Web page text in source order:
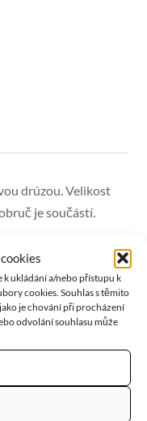
ukládání a/nebo přístupu k
cookies. Souhlas s těmito
je chování při procházení
odvolání souhlasu může
drúzou. Velikost
je součástí.
a meditace. Po celé
krásu a
mysl a
kreativitu a spiritualitu,